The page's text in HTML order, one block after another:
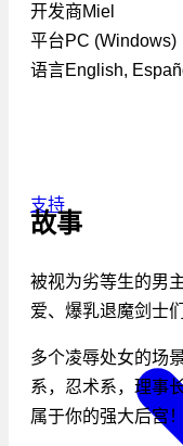
支持
开发商Miel
平台PC (Windows)
语言English,
故事
被视为劣等生的男
爱、爆乳退魔剑士
多个凌辱处女的场
系，忍术系，理事
属于你的强大后宫！